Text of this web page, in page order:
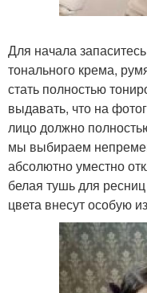
Для начала
тонального крема,
стать полностью
выдавать, что на
лицо должно
мы выбираем
абсолютно уместно
белая тушь для
цвета внесут особую